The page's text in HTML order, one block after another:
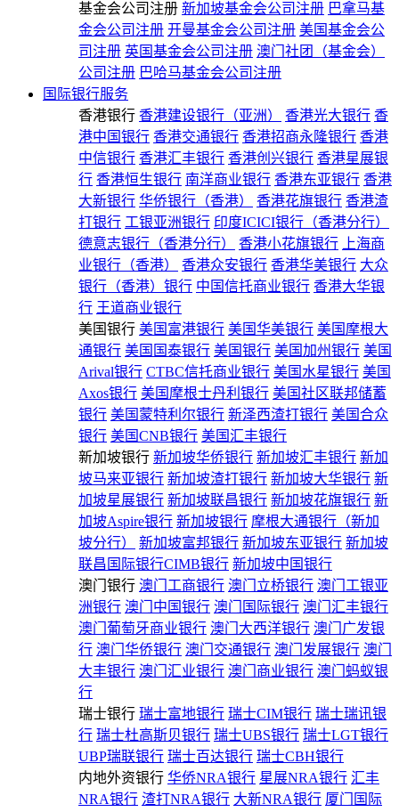
基金会公司注册 新加坡基金会公司注册 巴拿马基
金会公司注册 开曼基金会公司注册 美国基金会公
司注册 英国基金会公司注册 澳门社团（基金会）
公司注册 巴哈马基金会公司注册
国际银行服务
香港银行 香港建设银行（亚洲） 香港光大银行 香
港中国银行 香港交通银行 香港招商永隆银行 香港
中信银行 香港汇丰银行 香港创兴银行 香港星展银
行 香港恒生银行 南洋商业银行 香港东亚银行 香港
大新银行 华侨银行（香港） 香港花旗银行 香港渣
打银行 工银亚洲银行 印度ICICI银行（香港分行）
德意志银行（香港分行）
香港小花旗银行
上海商
业银行（香港）
香港众安银行 香港华美银行 大众
银行（香港）银行 中国信托商业银行 香港大华银
行 王道商业银行
美国银行 美国富港银行 美国华美银行 美国摩根大
通银行 美国国泰银行 美国银行 美国加州银行 美国
Arival银行 CTBC信托商业银行 美国水星银行 美国
Axos银行 美国摩根士丹利银行 美国社区联邦储蓄
银行 美国蒙特利尔银行 新泽西渣打银行 美国合众
银行 美国CNB银行 美国汇丰银行
新加坡银行 新加坡华侨银行 新加坡汇丰银行 新加
坡马来亚银行 新加坡渣打银行 新加坡大华银行 新
加坡星展银行 新加坡联昌银行 新加坡花旗银行 新
加坡Aspire银行 新加坡银行 摩根大通银行（新加
坡分行）
新加坡富邦银行 新加坡东亚银行 新加坡
联昌国际银行CIMB银行 新加坡中国银行
澳门银行 澳门工商银行 澳门立桥银行 澳门工银亚
洲银行 澳门中国银行 澳门国际银行 澳门汇丰银行
澳门葡萄牙商业银行 澳门大西洋银行 澳门广发银
行 澳门华侨银行 澳门交通银行 澳门发展银行 澳门
大丰银行 澳门汇业银行 澳门商业银行 澳门蚂蚁银
行
瑞士银行 瑞士富地银行 瑞士CIM银行 瑞士瑞讯银
行 瑞士杜高斯贝银行 瑞士UBS银行 瑞士LGT银行
UBP瑞联银行 瑞士百达银行 瑞士CBH银行
内地外资银行 华侨NRA银行 星展NRA银行 汇丰
NRA银行 渣打NRA银行 大新NRA银行 厦门国际